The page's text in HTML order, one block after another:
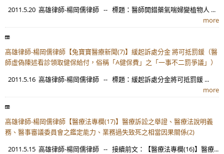
2011.5.20 高雄律師-楊岡儒律師 -- 標題：醫師開錯藥氣喘婦變植物人 ...
more
高雄律師-楊岡儒律師【兔寶寶醫療新聞(7)】緩起訴處分金 將可抵罰鍰（醫
師虛偽陳述看診領取健保給付，俗稱「A健保費」之「一事不二罰爭議」）
2011.5.16 高雄律師-楊岡儒律師 -- 標題：緩起訴處分金將可抵罰鍰 ...
more
高雄律師-楊岡儒律師【醫療法專欄(17)】醫療訴訟之舉證、醫療法說明義
務、醫事審議委員會之鑑定能力、業務過失致死之相當因果關係(2)
2011.5.15 高雄律師-楊岡儒律師 -- 接續前文：【醫療法專欄(16)】醫療...